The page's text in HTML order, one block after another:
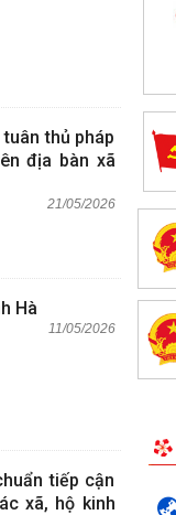
thủ pháp
địa bàn xã
21/05/2026
Hà
11/05/2026
tiếp cận
xã, hộ kinh